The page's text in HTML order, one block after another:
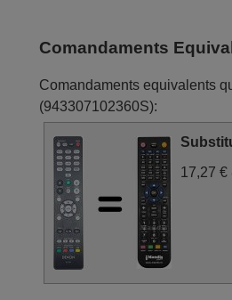
Comandaments
Comandaments equivalents
(943307102360S):
17,27 €